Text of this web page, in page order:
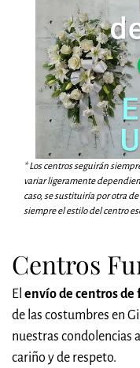
* Los centros seguirán
variar ligeramente
caso, se sustituiría por otra
siempre el estilo del centro
Centros
El envío de centros
de las costumbres en
nuestras condolencias
cariño y de respeto.